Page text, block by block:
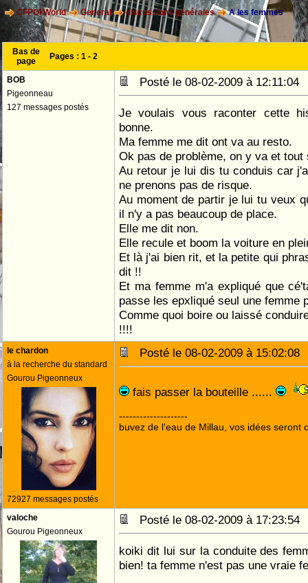
CFPOI World General discussions générales A les femmes
Bas de
page
Pages : 1 - 2
BOB
Pigeonneau
127 messages postés
Posté le 08-02-2009 à
Je voulais vous raconter cette
bonne.
Ma femme me dit ont va au resto.
Ok pas de problème, on y va et tout
Au retour je lui dis tu conduis car
ne prenons pas de risque.
Au moment de partir je lui tu veux
il n'y a pas beaucoup de place.
Elle me dit non.
Elle recule et boom la voiture en
Et là j'ai bien rit, et la petite qui
dit !!
Et ma femme m'a expliqué que
passe les epxliqué seul une femme
Comme quoi boire ou laissé
!!!!
le chardon
à la recherche du standard
Gourou Pigeonneux
72927 messages postés
Posté le 08-02-2009 à
fais passer la bouteille ......
--------------------
buvez de l'eau de Millau, vos idées seront
valoche
Gourou Pigeonneux
Posté le 08-02-2009 à
koiki dit lui sur la conduite des
bien! ta femme n'est pas une vraie